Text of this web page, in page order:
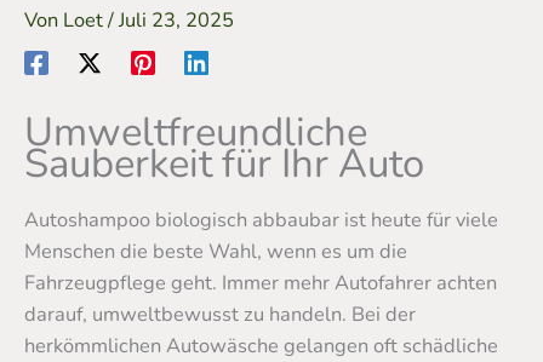
Von Loet/Juli 23, 2025
Umweltfreundliche
Sauberkeit für Ihr Auto
Autoshampoo biologisch abbaubar ist heute für viele
Menschen die beste Wahl, wenn es um die
Fahrzeugpflege geht. Immer mehr Autofahrer achten
darauf, umweltbewusst zu handeln. Bei der
herkömmlichen Autowäsche gelangen oft schädliche